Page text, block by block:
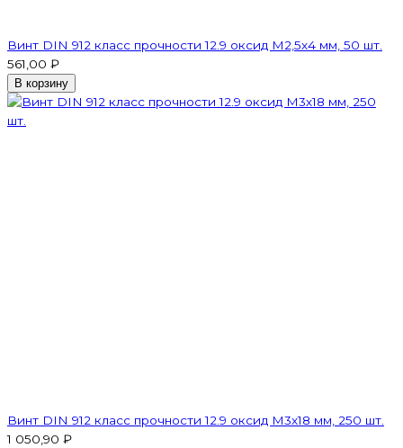
Винт DIN 912 класс прочности 12.9 оксид М2,5х4 мм, 50 шт.
561,00 ₽
В корзину
Винт DIN 912 класс прочности 12.9 оксид M3х18 мм, 250 шт.
1 050,90 ₽